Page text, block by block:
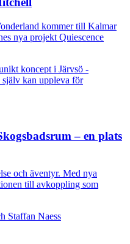
kommer till Kalmar
nya projekt Quiescence
– en plats
och äventyr. Med nya
till avkoppling som